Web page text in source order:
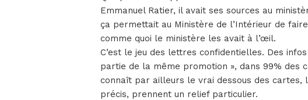
Emmanuel Ratier, il avait ses sources au
ça permettait au Ministère de l’Intérieur de
comme quoi le ministère les avait à l’œil.
C’est le jeu des lettres confidentielles. Des
partie de la même promotion », dans 99% des
connaît par ailleurs le vrai dessous des cartes,
précis, prennent un relief particulier.